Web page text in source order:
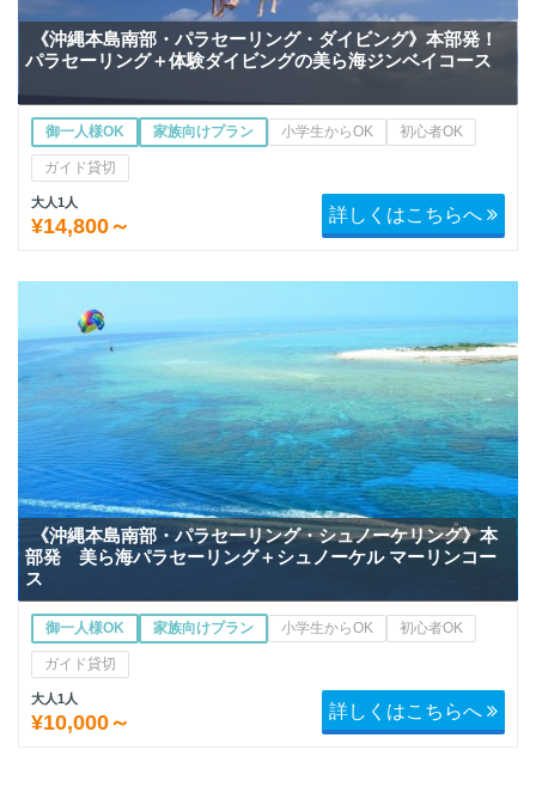
《沖縄本島南部・パラセーリング・ダイビング》本部発！
パラセーリング＋体験ダイビングの美ら海ジンベイコース
御一人様OK 家族向けプラン 小学生からOK 初心者OK
ガイド貸切
大人1人
¥14,800～ 詳しくはこちらへ
《沖縄本島南部・パラセーリング・シュノーケリング》本
部発 美ら海パラセーリング＋シュノーケル マーリンコー
ス
御一人様OK 家族向けプラン 小学生からOK 初心者OK
ガイド貸切
大人1人
¥10,000～ 詳しくはこちらへ